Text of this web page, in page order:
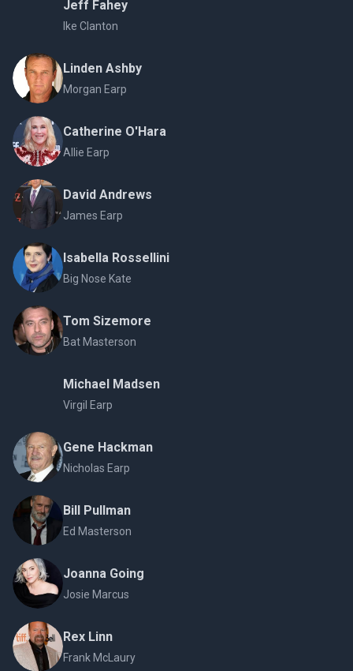
Jeff Fahey
Ike Clanton
Linden Ashby
Morgan Earp
Catherine O'Hara
Allie Earp
David Andrews
James Earp
Isabella Rossellini
Big Nose Kate
Tom Sizemore
Bat Masterson
Michael Madsen
Virgil Earp
Gene Hackman
Nicholas Earp
Bill Pullman
Ed Masterson
Joanna Going
Josie Marcus
Rex Linn
Frank McLaury